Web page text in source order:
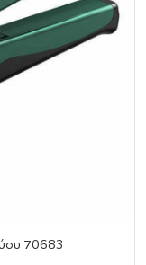
70683